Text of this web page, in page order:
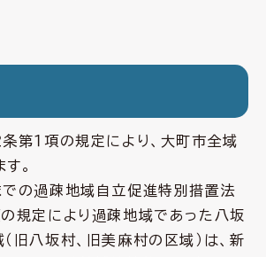
第１項の規定により、大町市全域
。
の過疎地域自立促進特別措置法
規定により過疎地域であった八坂
旧八坂村、旧美麻村の区域）は、新